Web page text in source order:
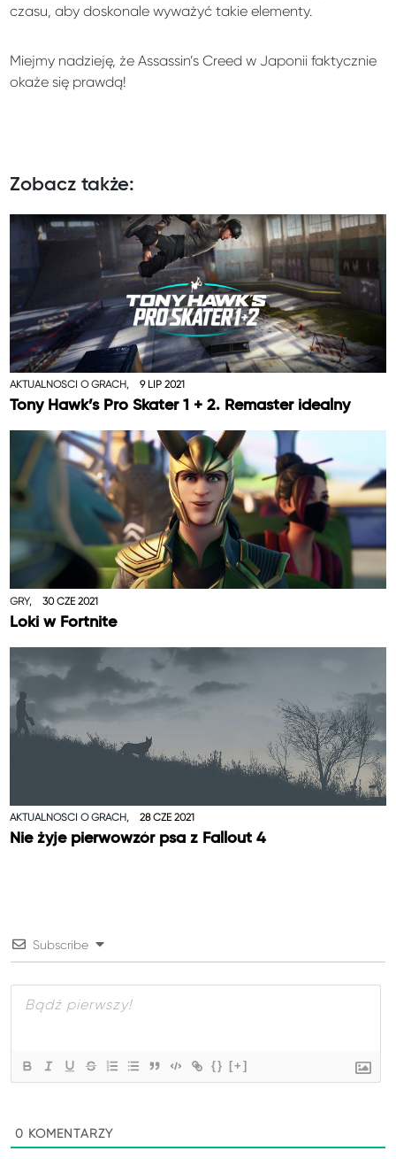
czasu, aby doskonale wyważyć takie elementy.
Miejmy nadzieję, że Assassin’s Creed w Japonii faktycznie
okaże się prawdą!
Zobacz także:
AKTUALNOŚCI O GRACH, 9 LIP 2021
Tony Hawk’s Pro Skater 1 + 2. Remaster idealny
GRY, 30 CZE 2021
Loki w Fortnite
AKTUALNOŚCI O GRACH, 28 CZE 2021
Nie żyje pierwowzór psa z Fallout 4
Subscribe
{} [+]
0 KOMENTARZY